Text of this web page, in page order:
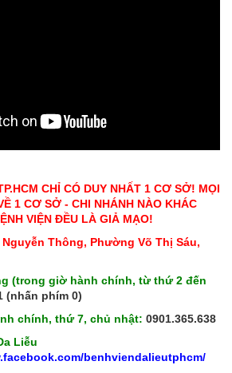
CHỈ CÓ DUY NHẤT 1 CƠ SỞ! MỌI
1 CƠ SỞ - CHI NHÁNH NÀO KHÁC
VIỆN ĐỀU LÀ GIẢ MẠO!
Thông, Phường Võ Thị Sáu,
(trong giờ hành chính, từ thứ 2 đến
(nhấn phím 0)
chính, thứ 7, chủ nhật: 0901.365.638
Liễu
benhviendalieutphcm/